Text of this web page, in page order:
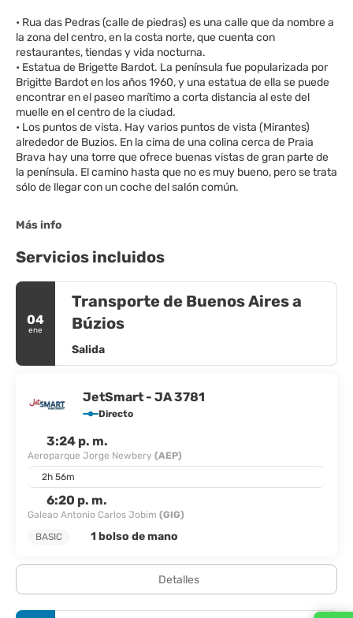
• Rua das Pedras (calle de piedras) es una calle que da nombre a
la zona del centro, en la costa norte, que cuenta con
restaurantes, tiendas y vida nocturna.
• Estatua de Brigette Bardot. La península fue popularizada por
Brigitte Bardot en los años 1960, y una estatua de ella se puede
encontrar en el paseo marítimo a corta distancia al este del
muelle en el centro de la ciudad.
• Los puntos de vista. Hay varios puntos de vista (Mirantes)
alrededor de Buzios. En la cima de una colina cerca de Praia
Brava hay una torre que ofrece buenas vistas de gran parte de
la península. El camino hasta que no es muy bueno, pero se trata
sólo de llegar con un coche del salón común.
Más info
Servicios incluidos
04
ene
Transporte de Buenos Aires a
Búzios
Salida
JetSmart - JA 3781
Directo
3:24 p. m.
Aeroparque Jorge Newbery (AEP)
2h 56m
6:20 p. m.
Galeao Antonio Carlos Jobim (GIG)
BASIC
1 bolso de mano
Detalles